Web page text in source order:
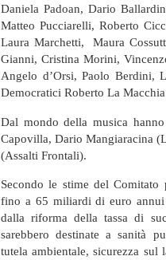
Daniela Padoan, Dario
Matteo Pucciarelli, Roberto
Laura Marchetti, Maura
Gianni, Cristina Morini,
Angelo d’Orsi, Paolo Berdini,
Democratici Roberto La
Dal mondo della musica
Capovilla, Dario Mangiaracina
(Assalti Frontali).
Secondo le stime del
fino a 65 miliardi di euro
dalla riforma della tassa di
sarebbero destinate a sanità
tutela ambientale, sicurezza sul